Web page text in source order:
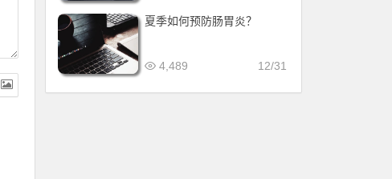
夏季如何预防肠胃炎？
12/31
4,489